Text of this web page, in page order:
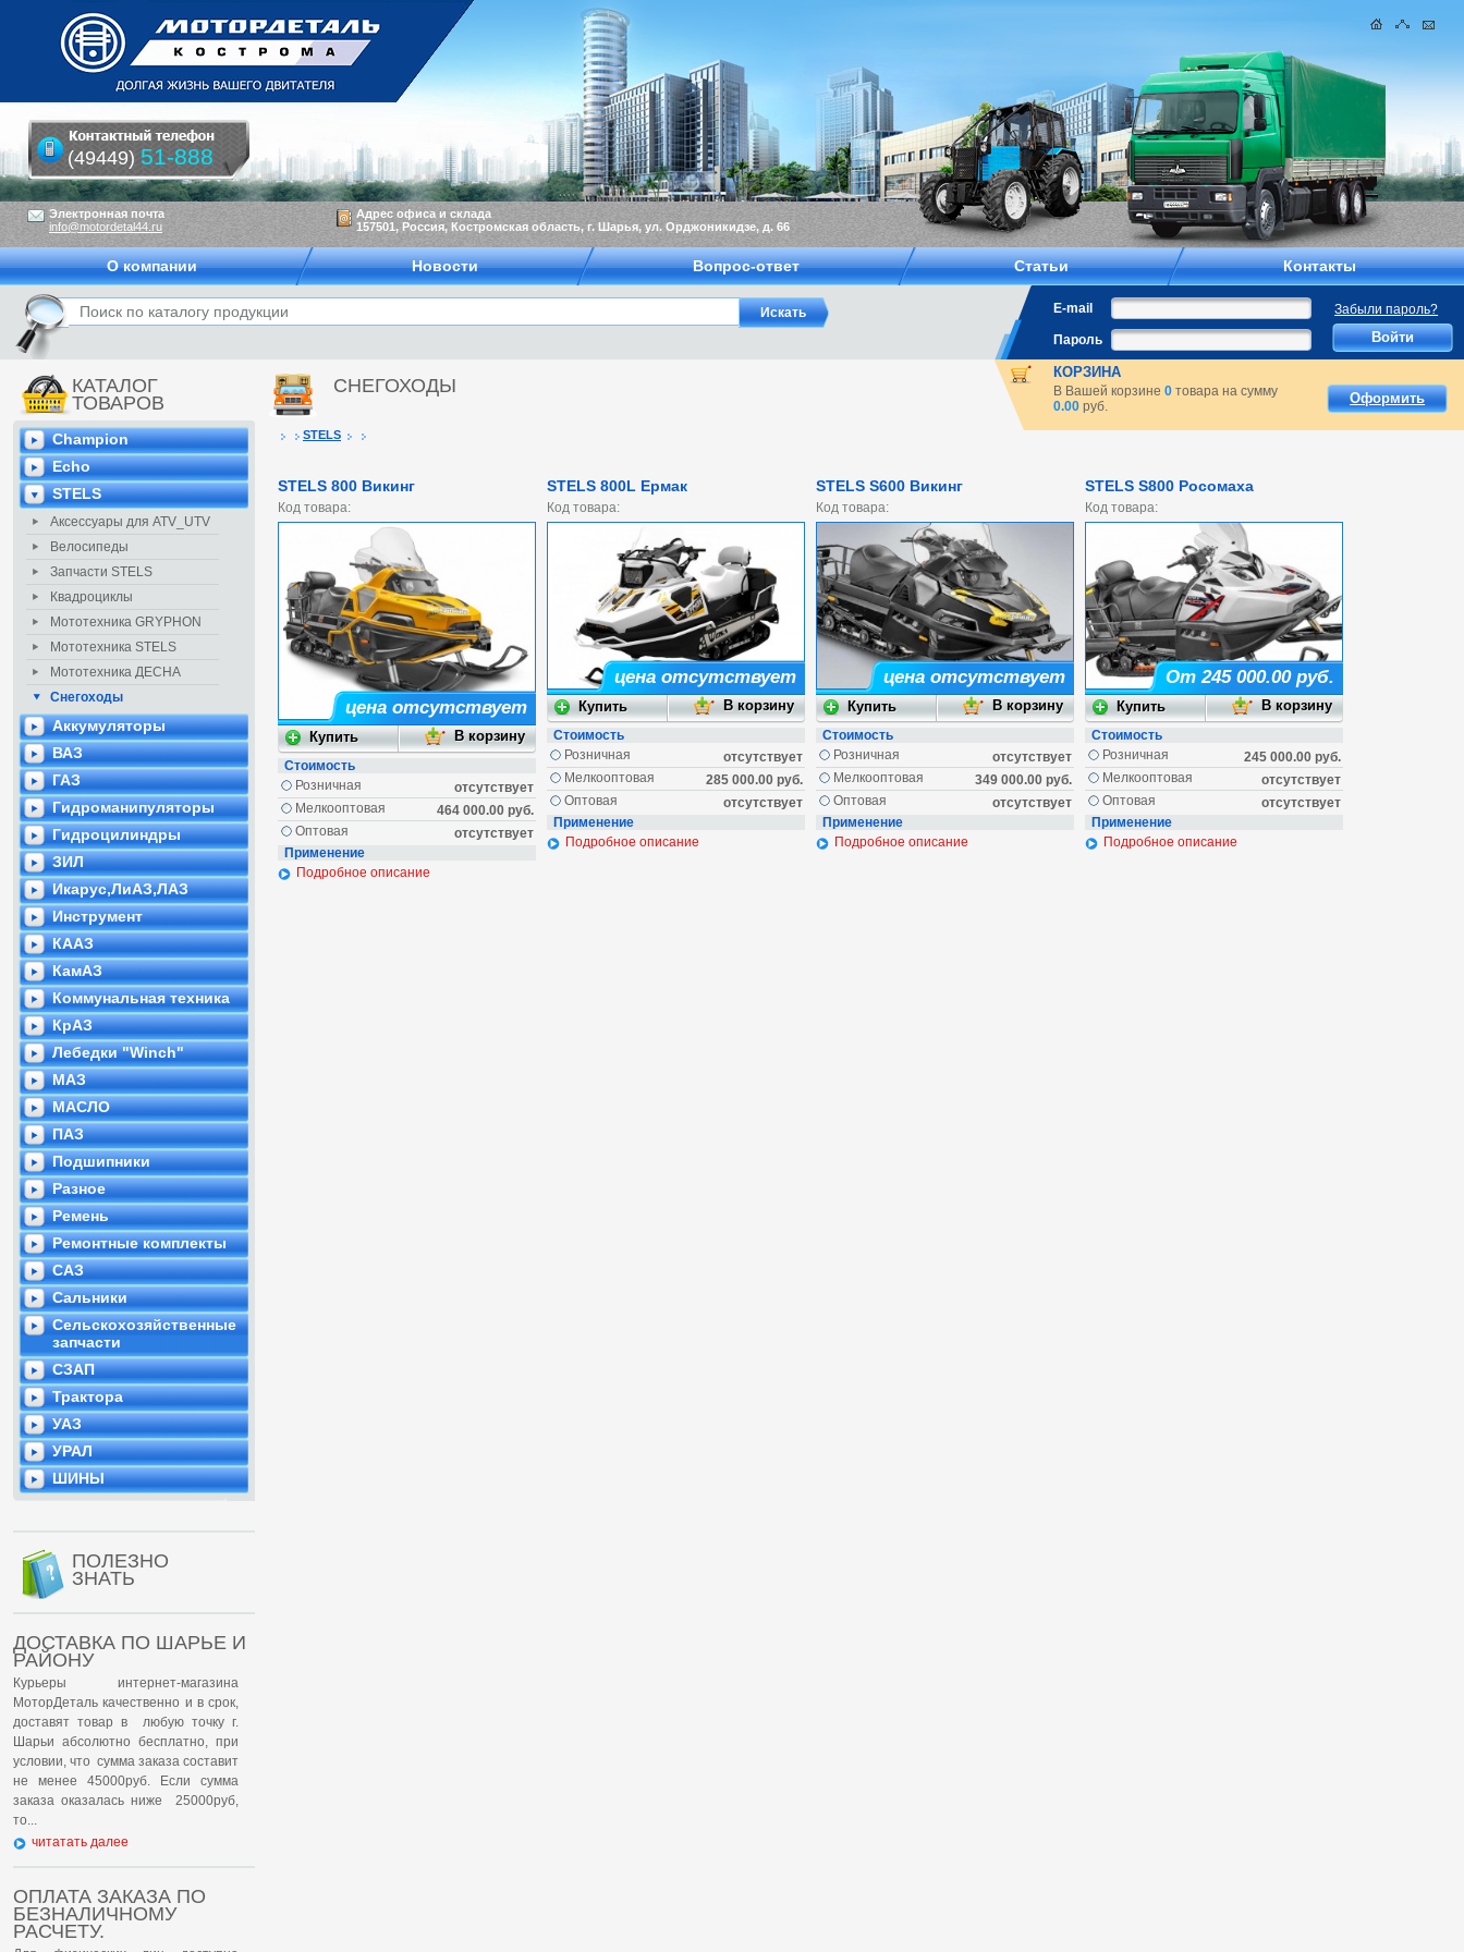
КАТАЛОГ
ТОВАРОВ
Champion
Echo
STELS
Аксессуары для ATV_UTV
Велосипеды
Запчасти STELS
Квадроциклы
Мототехника GRYPHON
Мототехника STELS
Мототехника ДЕСНА
Снегоходы
Аккумуляторы
ВАЗ
ГАЗ
Гидроманипуляторы
Гидроцилиндры
ЗИЛ
Икарус,ЛиАЗ,ЛАЗ
Инструмент
КААЗ
КамАЗ
Коммунальная техника
КрАЗ
Лебедки "Winch"
МАЗ
МАСЛО
ПАЗ
Подшипники
Разное
Ремень
Ремонтные комплекты
САЗ
Сальники
Сельскохозяйственные
запчасти
СЗАП
Трактора
УАЗ
УРАЛ
ШИНЫ
ПОЛЕЗНО
ЗНАТЬ
ДОСТАВКА ПО ШАРЬЕ И
РАЙОНУ
Курьеры интернет-магазина
МоторДеталь качественно и в срок,
доставят товар в любую точку г.
Шарьи абсолютно бесплатно, при
условии, что сумма заказа составит
не менее 45000руб. Если сумма
заказа оказалась ниже 25000руб,
то...
читатать далее
ОПЛАТА ЗАКАЗА ПО
БЕЗНАЛИЧНОМУ
РАСЧЕТУ.
СНЕГОХОДЫ
STELS
STELS 800 Викинг
Код товара:
цена отсутствует
Стоимость
отсутствует
Розничная
464 000.00 руб.
Мелкооптовая
отсутствует
Оптовая
Применение
Подробное описание
STELS 800L Ермак
Код товара:
цена отсутствует
Стоимость
отсутствует
Розничная
285 000.00 руб.
Мелкооптовая
отсутствует
Оптовая
Применение
Подробное описание
STELS S600 Викинг
Код товара:
цена отсутствует
Стоимость
отсутствует
Розничная
349 000.00 руб.
Мелкооптовая
отсутствует
Оптовая
Применение
Подробное описание
STELS S800 Росомаха
Код товара:
От 245 000.00 руб.
Стоимость
245 000.00 руб.
Розничная
отсутствует
Мелкооптовая
отсутствует
Оптовая
Применение
Подробное описание
Электронная почта
info@motordetal44.ru
Адрес офиса и склада
157501, Россия, Костромская область, г. Шарья, ул. Орджоникидзе, д. 66
(49449) 51-888
О компании Новости Вопрос-ответ Статьи Контакты
E-mail
Забыли пароль?
Пароль
КОРЗИНА
В Вашей корзине0 товара на сумму
0.00 руб. Оформить